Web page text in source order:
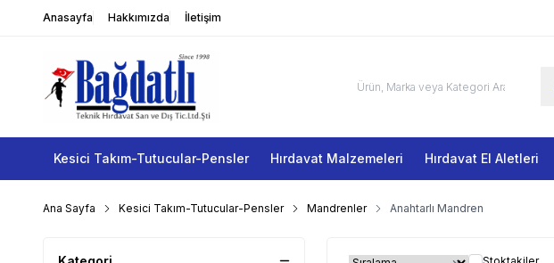
Anasayfa Hakkımızda İletişim
Kesici Takım-Tutucular-Pensler Hırdavat Malzemeleri Hırdavat El Aletleri
Ana Sayfa Kesici Takım-Tutucular-Pensler Mandrenler Anahtarlı Mandren